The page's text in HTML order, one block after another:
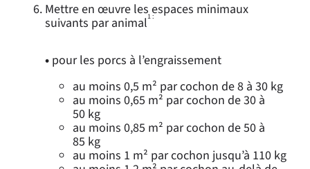
Mettre en œuvre les espaces minimaux
suivants par animal1 :
• pour les porcs à l’engraissement
au moins 0,5 m² par cochon de 8 à 30 kg
au moins 0,65 m² par cochon de 30 à
50 kg
au moins 0,85 m² par cochon de 50 à
85 kg
au moins 1 m² par cochon jusqu’à 110 kg